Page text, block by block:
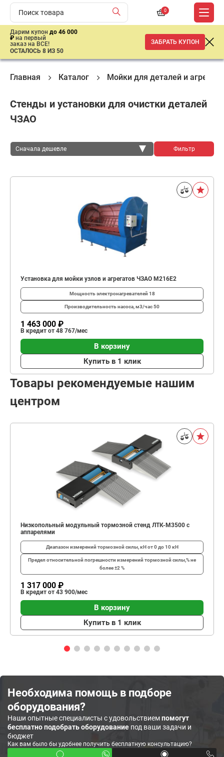
0
Дарим купон до 46 000
₽ на первый
заказ на ВСЕ!
ОСТАЛОСЬ 8 ИЗ 50
ЗАБРАТЬ КУПОН
Главная Каталог Мойки для деталей и
Стенды и установки для очистки деталей
ЧЗАО
Сначала дешевле Фильтр
Установка для мойки узлов и агрегатов ЧЗАО М216Е2
Мощность электронагревателей 18
Производительность насоса, м3/час50
1 463 000 ₽
В кредит от 48 767/мес
В корзину
Купить в 1 клик
Товары рекомендуемые нашим
центром
Низкопольный модульный тормозной стенд ЛТК-М3500 с
аппарелями
Диапазон измерений тормозной силы, кНот 0 до 10 кН
Предел относительной погрешности измерений тормозной силы,%не
более ±2 %
1 317 000 ₽
В кредит от 43 900/мес
В корзину
Купить в 1 клик
Необходима помощь в подборе
оборудования?
Наши опытные специалисты с удовольствиемпомогут
бесплатно подобрать оборудование под ваши задачи и
бюджет
Как вам было бы удобнее получить бесплатную консультацию?